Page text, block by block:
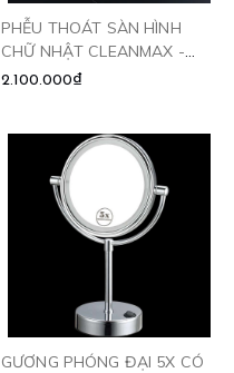
PHỄU THOÁT SÀN HÌNH
CHỮ NHẬT CLEANMAX -
6010
2.100.000₫
GƯƠNG PHÓNG ĐẠI 5X CÓ